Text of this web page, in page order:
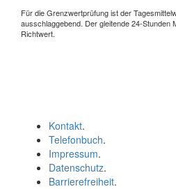
Für die Grenzwertprüfung ist der
ausschlaggebend. Der gleitende 24-Stunden
Richtwert.
Kontakt.
Telefonbuch.
Impressum.
Datenschutz.
Barrierefreiheit.